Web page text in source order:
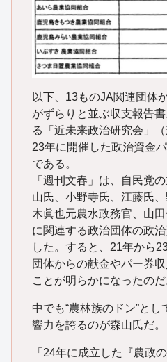
以下、13ものJA関連団体
がずらりと並ぶ収支報告
る「近未来政治研究会」
23年に開催した政治資金
である。
「週刊文春」は、自民党
山氏、小野寺氏、江藤氏
木眞也元農水政務官、山田
に関連する政治団体の政
した。すると、21年から
団体からの献金やパー券
ことが明らかになったのだ
中でも“農林族のドン”と
響力を誇るのが森山氏だ。
「24年に成立した『農政